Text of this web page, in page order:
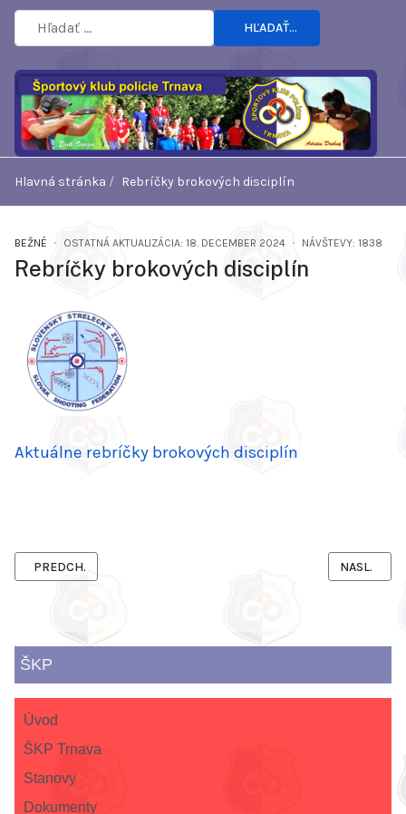
HĽADAŤ...
Hlavná stránka Rebríčky brokových disciplín
BEŽNÉ OSTATNÁ AKTUALIZÁCIA: 18. DECEMBER 2024 NÁVŠTEVY: 1838
Rebríčky brokových disciplín
Aktuálne rebríčky brokových disciplín
PREDCHÁDZAJÚCI ČLÁNOK: VÝKONNOSTNÉ SKUPINY ŠKP TRNAVA
PREDCH. NASL.
ŠKP
Úvod
ŠKP Trnava
Stanovy
Dokumenty